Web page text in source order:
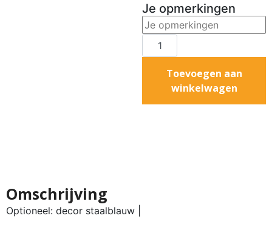
Je opmerkingen
Toevoegen aan
winkelwagen
Omschrijving
Optioneel: decor staalblauw |